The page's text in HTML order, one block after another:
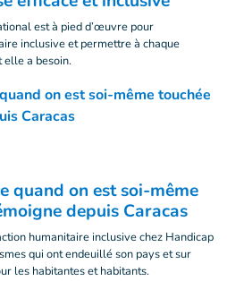
est à pied d’œuvre pour
inclusive et permettre à chaque
elle a besoin.
quand on est soi-même
depuis Caracas
humanitaire inclusive chez Handicap
qui ont endeuillé son pays et sur
les habitantes et habitants.